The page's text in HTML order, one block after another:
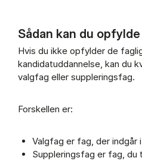
Regler for
Sådan kan du
Hvis du ikke opfylder de
kandidatuddannelse, kan du
valgfag eller suppleringsfag.
Forskellen er:
Valgfag er fag, der indgår
Suppleringsfag er fag, du